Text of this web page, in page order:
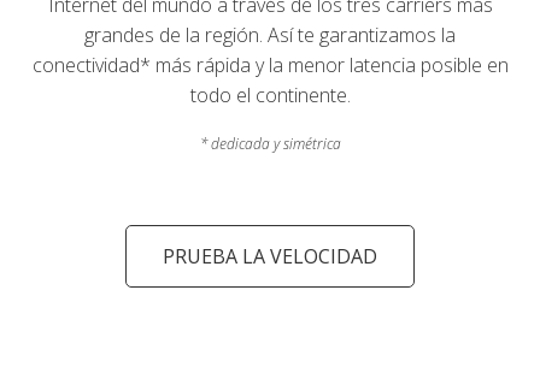
grandes de la región. Así te garantizamos la
conectividad* más rápida y la menor latencia posible en
todo el continente.
* dedicada y simétrica
PRUEBA LA VELOCIDAD